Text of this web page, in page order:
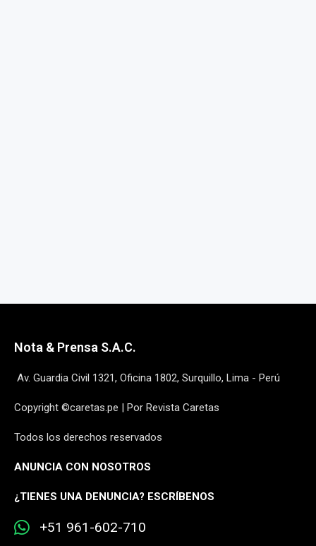
Nota & Prensa S.A.C.
Av. Guardia Civil 1321, Oficina 1802, Surquillo, Lima - Perú
Copyright ©caretas.pe | Por Revista Caretas
Todos los derechos reservados
ANUNCIA CON NOSOTROS
¿TIENES UNA DENUNCIA? ESCRÍBENOS
+51 961-602-710